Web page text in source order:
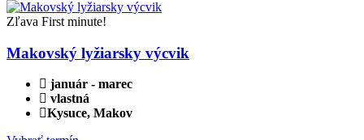
Zľava First minute!
Makovský lyžiarsky výcvik
január - marec
vlastná
Kysuce, Makov